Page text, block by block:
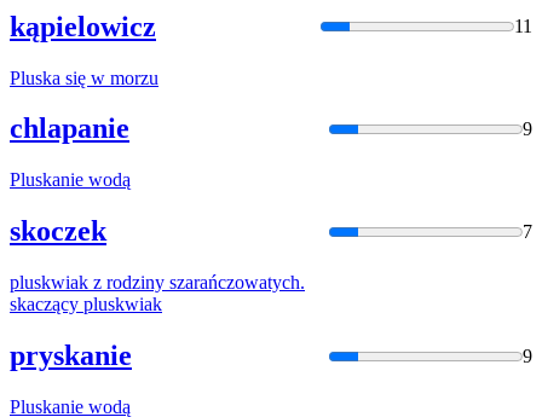
kąpielowicz 11
Pluska się w morzu
chlapanie 9
Pluskanie wodą
skoczek 7
pluskwiak z rodziny szarańczowatych.
skaczący pluskwiak
pryskanie 9
Pluskanie wodą